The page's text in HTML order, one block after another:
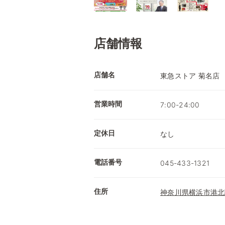
店舗情報
店舗名 東急ストア 菊名店
営業時間 7:00-24:00
定休日 なし
電話番号 045-433-1321
住所 神奈川県横浜市港